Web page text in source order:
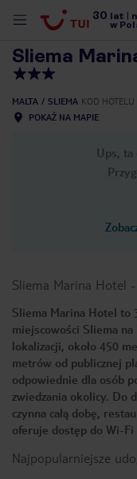
30 lat
w
Sliema
MALTA SLIEMA KOD HOTELU
POKAŻ NA MAPIE
Ups, ta
Sliema Marina Hotel -
Sliema Marina Hotel to
miejscowości Sliema
lokalizacji, około 450
metrów od publicznej
odpowiednie dla osób
zwiedzania okolicy. Do
czynna całą dobę,
oferuje dostęp do Wi-
Najpopularniejsze